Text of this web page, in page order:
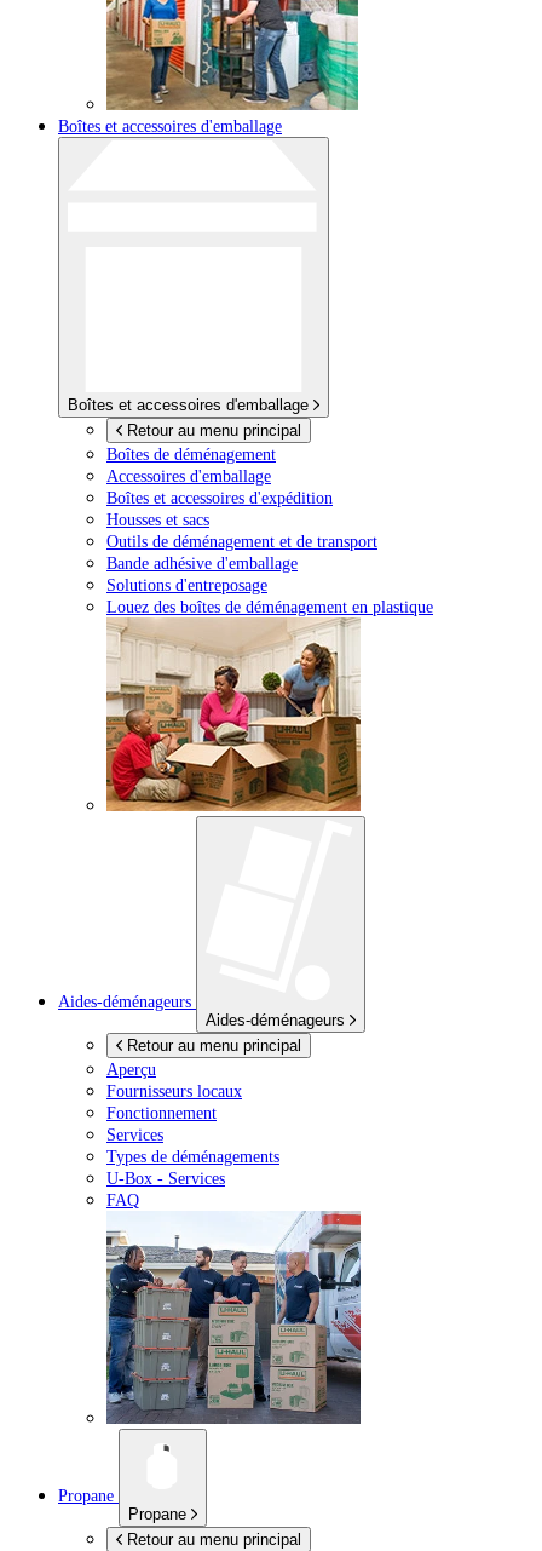
Boîtes et accessoires d'emballage
Boîtes et accessoires d'emballage
Retour au menu principal
Boîtes de déménagement
Accessoires d'emballage
Boîtes et accessoires d'expédition
Housses et sacs
Outils de déménagement et de transport
Bande adhésive d'emballage
Solutions d'entreposage
Louez des boîtes de déménagement en plastique
Aides-déménageurs
Aides-déménageurs
Retour au menu principal
Aperçu
Fournisseurs locaux
Fonctionnement
Services
Types de déménagements
U-Box - Services
FAQ
Propane
Propane
Retour au menu principal